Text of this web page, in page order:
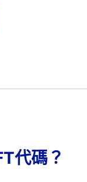
代碼？